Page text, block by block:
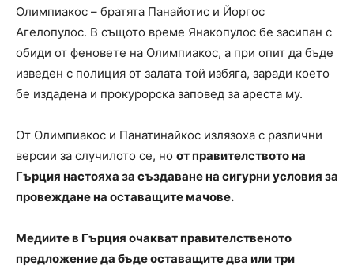
Олимпиакос – братята Панайотис и Йоргос
Агелопулос. В същото време Янакопулос бе засипан с
обиди от феновете на Олимпиакос, а при опит да бъде
изведен с полиция от залата той избяга, заради което
бе издадена и прокурорска заповед за ареста му.
От Олимпиакос и Панатинайкос излязоха с различни
версии за случилото се, но от правителството на
Гърция настояха за създаване на сигурни условия за
провеждане на оставащите мачове.
Медиите в Гърция очакват правителственото
предложение да бъде оставащите два или три